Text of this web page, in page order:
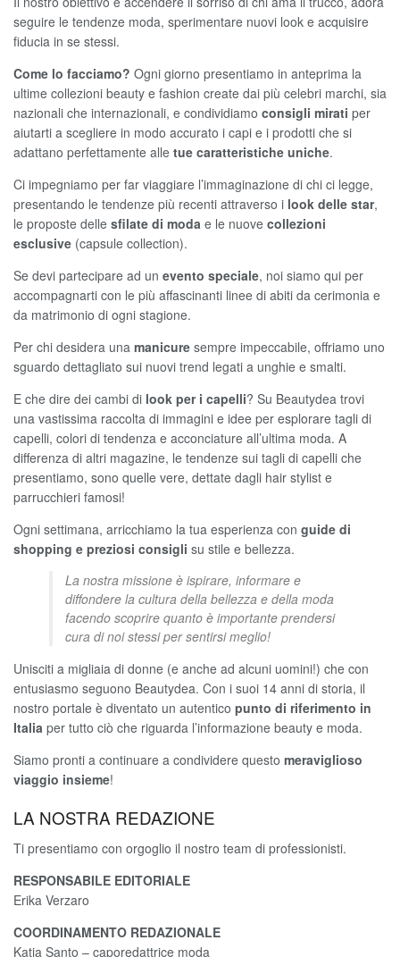
seguire le tendenze moda, sperimentare nuovi look e acquisire
fiducia in se stessi.
Come lo facciamo? Ogni giorno presentiamo in anteprima la
ultime collezioni beauty e fashion create dai più celebri marchi, sia
nazionali che internazionali, e condividiamo consigli mirati per
aiutarti a scegliere in modo accurato i capi e i prodotti che si
adattano perfettamente alle tue caratteristiche uniche.
Ci impegniamo per far viaggiare l’immaginazione di chi ci legge,
presentando le tendenze più recenti attraverso i look delle star,
le proposte delle sfilate di moda e le nuove collezioni
esclusive (capsule collection).
Se devi partecipare ad un evento speciale, noi siamo qui per
accompagnarti con le più affascinanti linee di abiti da cerimonia e
da matrimonio di ogni stagione.
Per chi desidera una manicure sempre impeccabile, offriamo uno
sguardo dettagliato sui nuovi trend legati a unghie e smalti.
E che dire dei cambi di look per i capelli? Su Beautydea trovi
una vastissima raccolta di immagini e idee per esplorare tagli di
capelli, colori di tendenza e acconciature all’ultima moda. A
differenza di altri magazine, le tendenze sui tagli di capelli che
presentiamo, sono quelle vere, dettate dagli hair stylist e
parrucchieri famosi!
Ogni settimana, arricchiamo la tua esperienza con guide di
shopping e preziosi consigli su stile e bellezza.
La nostra missione è ispirare, informare e
diffondere la cultura della bellezza e della moda
facendo scoprire quanto è importante prendersi
cura di noi stessi per sentirsi meglio!
Unisciti a migliaia di donne (e anche ad alcuni uomini!) che con
entusiasmo seguono Beautydea. Con i suoi 14 anni di storia, il
nostro portale è diventato un autentico punto di riferimento in
Italia per tutto ciò che riguarda l’informazione beauty e moda.
Siamo pronti a continuare a condividere questo meraviglioso
viaggio insieme!
LA NOSTRA REDAZIONE
Ti presentiamo con orgoglio il nostro team di professionisti.
RESPONSABILE EDITORIALE
Erika Verzaro
COORDINAMENTO REDAZIONALE
Katia Santo – caporedattrice moda